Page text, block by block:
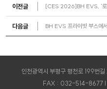
이전글 [CES 2026]BH EVS, '로
다음글 BH EVS 프라이빗 부스에
인천광역시 부평구 평천로 199
FAX : 032-514-8677